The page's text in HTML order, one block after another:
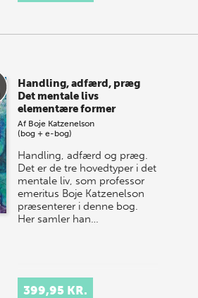
Handling, adfærd, præg
Det mentale livs
elementære former
Af Boje Katzenelson
(bog + e-bog)
Handling, adfærd og præg.
Det er de tre hovedtyper i det
mentale liv, som professor
emeritus Boje Katzenelson
præsenterer i denne bog.
Her samler han…
399,95 KR.